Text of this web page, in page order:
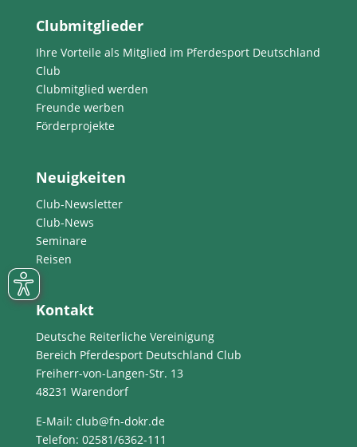
Clubmitglieder
Ihre Vorteile als Mitglied im Pferdesport Deutschland
Club
Clubmitglied werden
Freunde werben
Förderprojekte
Neuigkeiten
Club-Newsletter
Club-News
Seminare
Reisen
Kontakt
Deutsche Reiterliche Vereinigung
Bereich Pferdesport Deutschland Club
Freiherr-von-Langen-Str. 13
48231 Warendorf
E-Mail: club@fn-dokr.de
Telefon: 02581/6362-111